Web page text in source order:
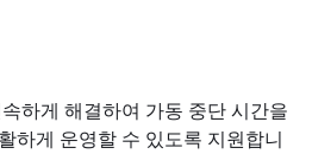
하게 해결하여 가동 중단 시간을
하게 운영할 수 있도록 지원합니